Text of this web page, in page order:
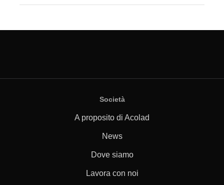
Società
A proposito di Acolad
News
Dove siamo
Lavora con noi